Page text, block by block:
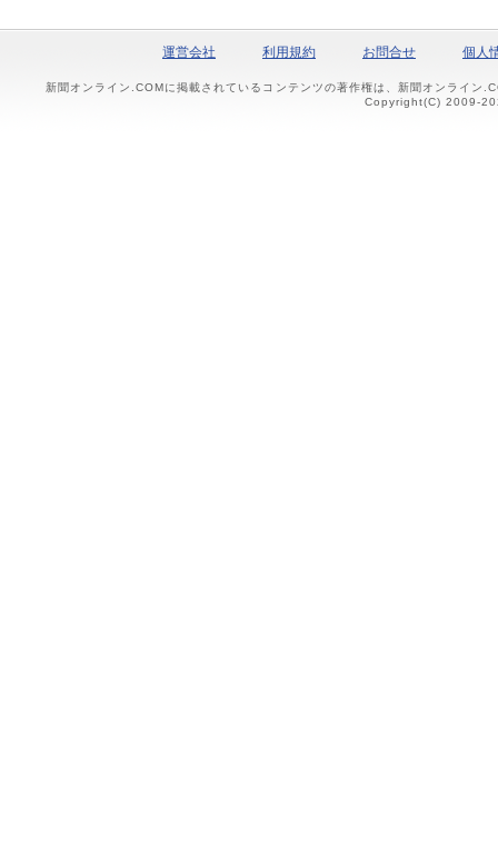
運営会社 利用規約 お問合せ 個人
新聞オンライン.COMに掲載されているコンテンツの著作権は、新聞オンライン
Copyright(C) 2009-